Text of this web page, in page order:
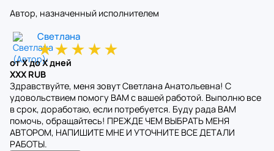
Автор, назначенный исполнителем
Светлана
★★★★★
от X до X дней
XXX RUB
Здравствуйте, меня зовут Светлана Анатольевна! С
удовольствием помогу ВАМ с вашей работой. Выполню все
в срок, доработаю, если потребуется. Буду рада ВАМ
помочь, обращайтесь! ПРЕЖДЕ ЧЕМ ВЫБРАТЬ МЕНЯ
АВТОРОМ, НАПИШИТЕ МНЕ И УТОЧНИТЕ ВСЕ ДЕТАЛИ
РАБОТЫ.